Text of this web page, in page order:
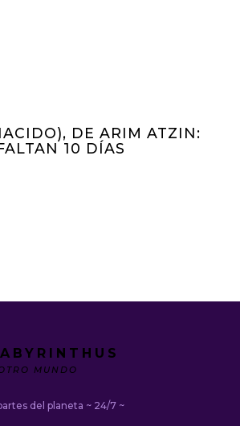
DE ARIM ATZIN:
10 DÍAS
MUNDO
del planeta ~ 24/7 ~